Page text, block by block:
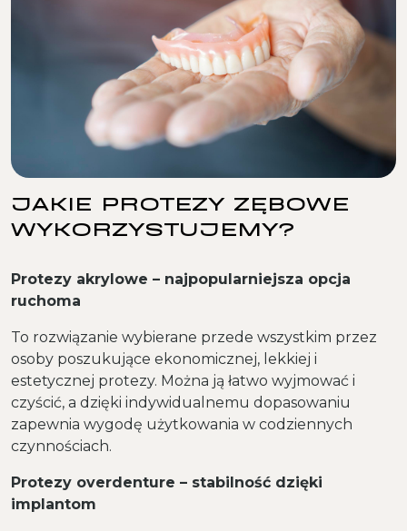
JAKIE PROTEZY ZĘBOWE
WYKORZYSTUJEMY?
Protezy akrylowe – najpopularniejsza opcja
ruchoma
To rozwiązanie wybierane przede wszystkim przez
osoby poszukujące ekonomicznej, lekkiej i
estetycznej protezy. Można ją łatwo wyjmować i
czyścić, a dzięki indywidualnemu dopasowaniu
zapewnia wygodę użytkowania w codziennych
czynnościach.
Protezy overdenture – stabilność dzięki
implantom